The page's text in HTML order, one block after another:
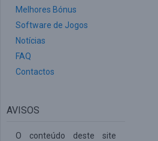
Melhores Bónus
Software de Jogos
Notícias
FAQ
Contactos
AVISOS
O conteúdo deste site